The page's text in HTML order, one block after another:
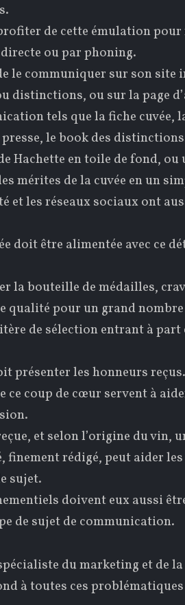
de cette émulation pour
ou par phoning.
le communiquer sur son site
distinctions, ou sur la page
tels que la fiche cuvée,
le book des
Hachette en toile de fond,
mérites de la cuvée en un
et les réseaux sociaux ont
doit être alimentée avec ce
la bouteille de médailles,
qualité pour un grand
de sélection entrant à part
présenter les honneurs
ce coup de cœur servent à
et selon l’origine du vin,
finement rédigé, peut aider
sujet.
doivent eux aussi
de sujet de communication.
du marketing et de
à toutes ces